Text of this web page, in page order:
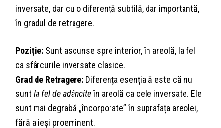
inversate, dar cu o diferență subtilă, dar importantă,
în gradul de retragere.
Poziție: Sunt ascunse spre interior, în areolă, la fel
ca sfârcurile inversate clasice.
Grad de Retragere: Diferența esențială este că nu
suntla fel de adânciteîn areolă ca cele inversate. Ele
sunt mai degrabă „încorporate” în suprafața areolei,
fără a ieși proeminent.